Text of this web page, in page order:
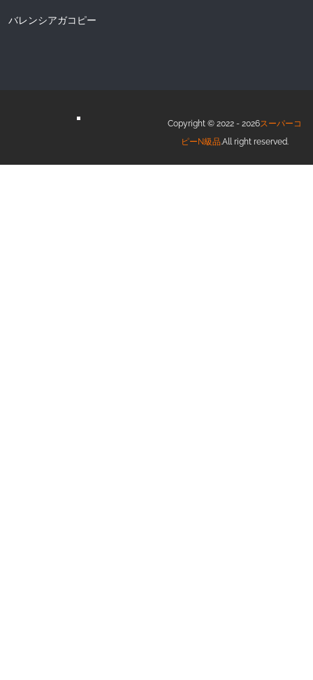
バレンシアガコピー
Copyright © 2022 - 2026スーパーコ
ピーN級品.All right reserved.